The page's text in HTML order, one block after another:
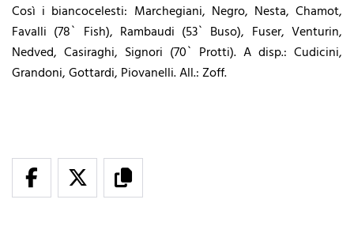
Così i biancocelesti: Marchegiani, Negro, Nesta, Chamot,
Favalli (78` Fish), Rambaudi (53` Buso), Fuser, Venturin,
Nedved, Casiraghi, Signori (70` Protti). A disp.: Cudicini,
Grandoni, Gottardi, Piovanelli. All.: Zoff.